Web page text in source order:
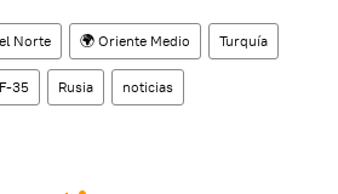
Norte 🌍 Oriente Medio Turquía
F-35 Rusia noticias